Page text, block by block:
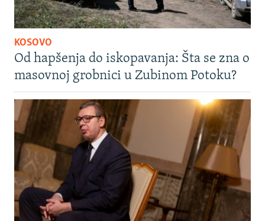
KOSOVO
Od hapšenja do iskopavanja: Šta se zna o
masovnoj grobnici u Zubinom Potoku?